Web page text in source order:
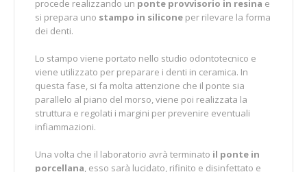
procede realizzando un ponte provvisorio in resina e
si prepara uno stampo in silicone per rilevare la forma
dei denti.
Lo stampo viene portato nello studio odontotecnico e
viene utilizzato per preparare i denti in ceramica. In
questa fase, si fa molta attenzione che il ponte sia
parallelo al piano del morso, viene poi realizzata la
struttura e regolati i margini per prevenire eventuali
infiammazioni.
Una volta che il laboratorio avrà terminato il ponte in
porcellana, esso sarà lucidato, rifinito e disinfettato e